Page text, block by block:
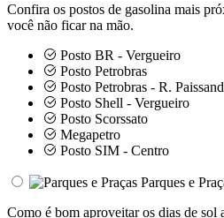
Confira os postos de gasolina mais
você não ficar na mão.
Posto BR - Vergueiro
Posto Petrobras
Posto Petrobras - R.
Posto Shell - Vergueiro
Posto Scorssato
Megapetro
Posto SIM - Centro
Parques e
Como é bom aproveitar os dias de sol